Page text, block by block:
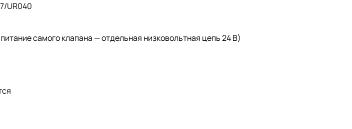
UR040
самого клапана — отдельная низковольтная цепь 24 В)